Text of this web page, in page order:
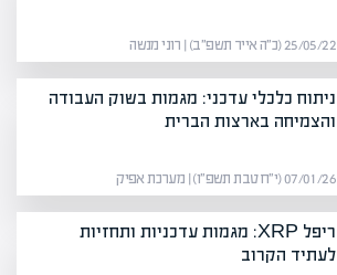
25/05/22 (כ״ה אייר תשפ״ב) | רוני מנשה
ניתוח כלכלי עדכני: מגמות בשוק העבודה
והצמיחה בארצות הברית
07/01/26 (י״ח טבת תשפ״ו) | מערכת אפיק
ריפל XRP: מגמות עדכניות ותחזיות
לעתיד הקרוב